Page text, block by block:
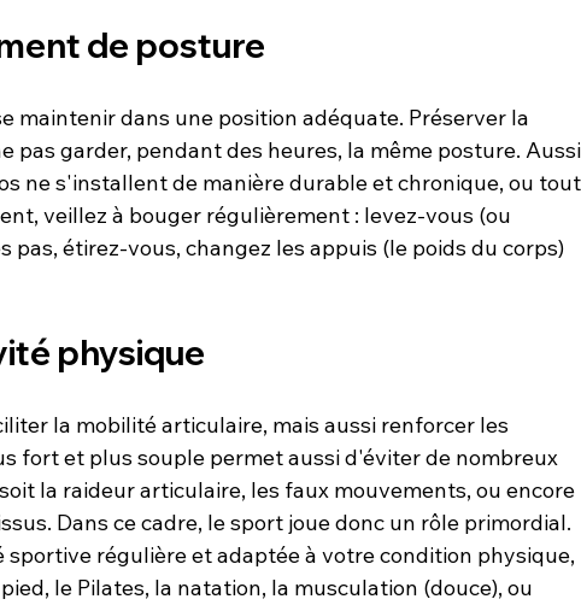
de posture
maintenir dans une position adéquate. Préserver la
pas garder, pendant des heures, la même posture.
ne s'installent de manière durable et chronique, ou
veillez à bouger régulièrement : levez-vous (ou
pas, étirez-vous, changez les appuis (le poids du corps)
physique
la mobilité articulaire, mais aussi renforcer les
fort et plus souple permet aussi d'éviter de nombreux
la raideur articulaire, les faux mouvements, ou encore
Dans ce cadre, le sport joue donc un rôle primordial.
régulière et adaptée à votre condition physique,
le Pilates, la natation, la musculation (douce), ou